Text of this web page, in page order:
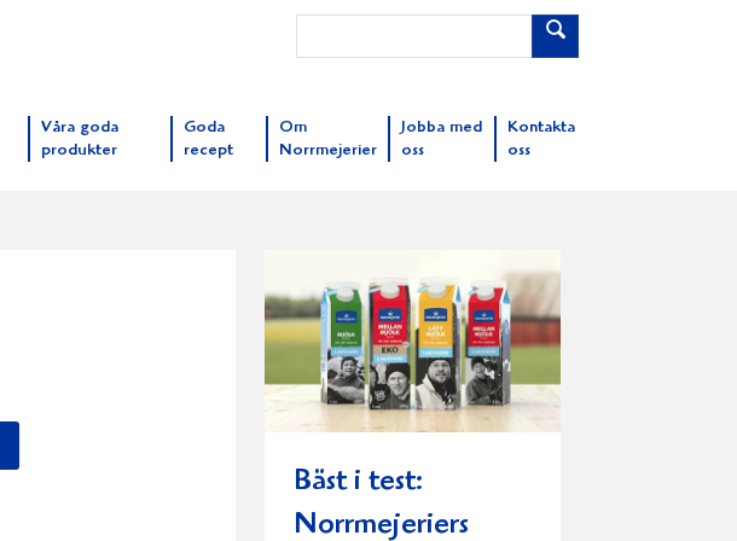
Våra goda
produkter
Goda
recept
Om
Norrmejerier
Jobba med
oss
Kontakta
oss
Bäst i test:
Norrmejeriers